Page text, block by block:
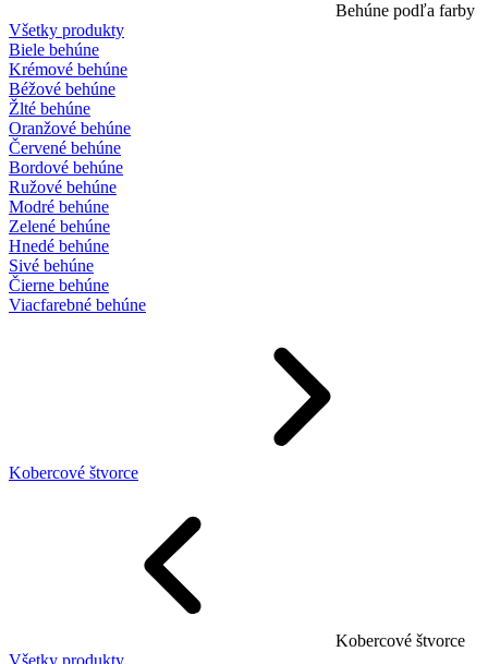
Behúne podľa farby
Všetky produkty
Biele behúne
Krémové behúne
Béžové behúne
Žlté behúne
Oranžové behúne
Červené behúne
Bordové behúne
Ružové behúne
Modré behúne
Zelené behúne
Hnedé behúne
Sivé behúne
Čierne behúne
Viacfarebné behúne
Kobercové štvorce
Kobercové štvorce
Všetky produkty